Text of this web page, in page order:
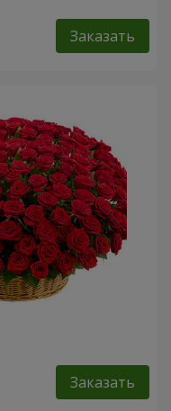
Заказать
Заказать